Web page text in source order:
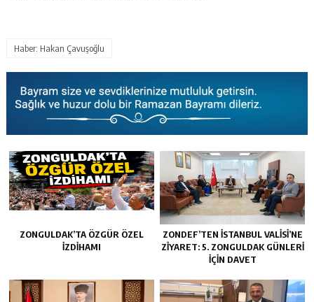
Haber: Hakan Çavuşoğlu
ZONGULDAK’TA ÖZGÜR ÖZEL
İZDIHAMI
ZONDEF’TEN İSTANBUL VALISI’NE
ZIYARET: 5. ZONGULDAK GÜNLERI
İÇIN DAVET